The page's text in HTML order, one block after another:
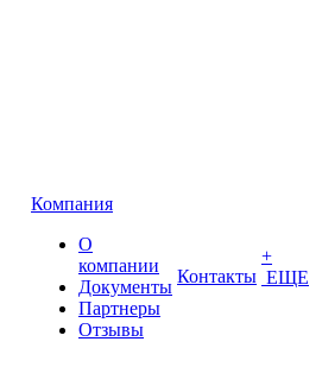
Компания
О
компании
Документы
Партнеры
Отзывы
Контакты
+
ЕЩЕ